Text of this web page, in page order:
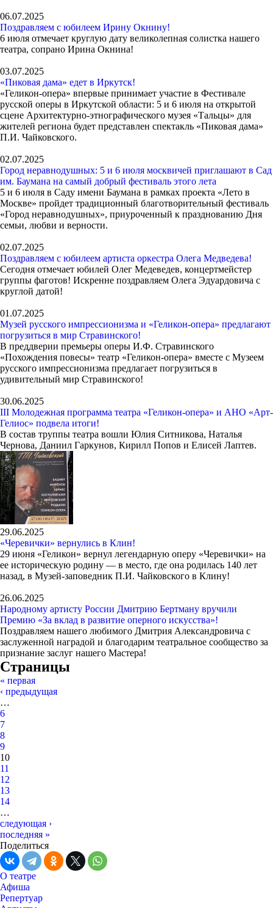
06.07.2025
Поздравляем с юбилеем Ирину Окнину!
6 июля отмечает круглую дату великолепная солистка нашего
театра, сопрано Ирина Окнина!
03.07.2025
«Пиковая дама» едет в Иркутск!
«Геликон-опера» впервые принимает участие в Фестивале
русской оперы в Иркутской области: 5 и 6 июля на открытой
сцене Архитектурно-этнографического музея «Тальцы» для
жителей региона будет представлен спектакль «Пиковая дама»
П.И. Чайковского.
02.07.2025
Город неравнодушных: 5 и 6 июля москвичей приглашают в Сад
им. Баумана на самый добрый фестиваль этого лета
5 и 6 июля в Саду имени Баумана в рамках проекта «Лето в
Москве» пройдет традиционный благотворительный фестиваль
«Город неравнодушных», приуроченный к празднованию Дня
семьи, любви и верности.
02.07.2025
Поздравляем с юбилеем артиста оркестра Олега Медведева!
Сегодня отмечает юбилей Олег Медеведев, концертмейстер
группы фаготов! Искренне поздравляем Олега Эдуардовича с
круглой датой!
01.07.2025
Музей русского импрессионизма и «Геликон-опера» предлагают
погрузиться в мир Стравинского!
В преддверии премьеры оперы И.Ф. Стравинского
«Похождения повесы» театр «Геликон-опера» вместе с Музеем
русского импрессионизма предлагает погрузиться в
удивительный мир Стравинского!
30.06.2025
III Молодежная программа театра «Геликон-опера» и АНО «Арт-
Гелиос» подвела итоги!
В состав труппы театра вошли Юлия Ситникова, Наталья
Чернова, Даниил Гаркунов, Кирилл Попов и Елисей Лаптев.
29.06.2025
«Черевички» вернулись в Клин!
29 июня «Геликон» вернул легендарную оперу «Черевички» на
ее историческую родину — в место, где она родилась 140 лет
назад, в Музей-заповедник П.И. Чайковского в Клину!
26.06.2025
Народному артисту России Дмитрию Бертману вручили
Премию «За вклад в развитие оперного искусства»!
Поздравляем нашего любимого Дмитрия Александровича с
заслуженной наградой и благодарим театральное сообщество за
признание заслуг нашего Мастера!
Страницы
« первая
‹ предыдущая
…
6
7
8
9
10
11
12
13
14
…
следующая ›
последняя »
Поделиться
О театре
Афиша
Репертуар